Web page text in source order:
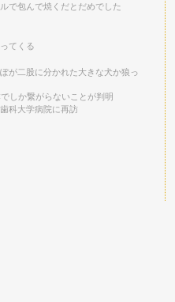
で包んで焼くだとだめでした
てくる
が二股に分かれた大きな犬か狼っ
しか繋がらないことが判明
科大学病院に再訪